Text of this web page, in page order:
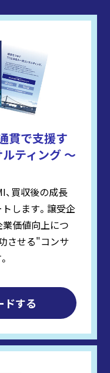
貫で支援す
ティング ～
、買収後の成長
します。譲受企
業価値向上につ
させる"コンサ
ドする